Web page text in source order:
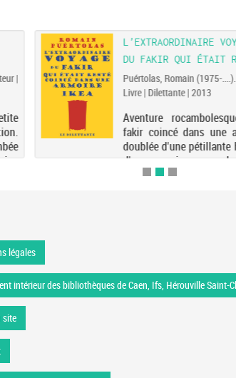
L'EXTRAORDINAIRE
DU FAKIR QUI ÉTAIT
Puértolas, Romain (1975-
Livre | Dilettante | 2013
Aventure
fakir coincé dans une
doublée d'une pétillante
d'amour, qui va mener
aux quatre coins de
|
légales
intérieur des bibliothèques de Caen, Ifs, Hérouville Saint-
site